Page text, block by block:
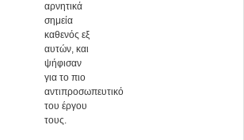
αρνητικά
σημεία
καθενός εξ
αυτών, και
ψήφισαν
για το πιο
αντιπροσωπευτικό
του έργου
τους.